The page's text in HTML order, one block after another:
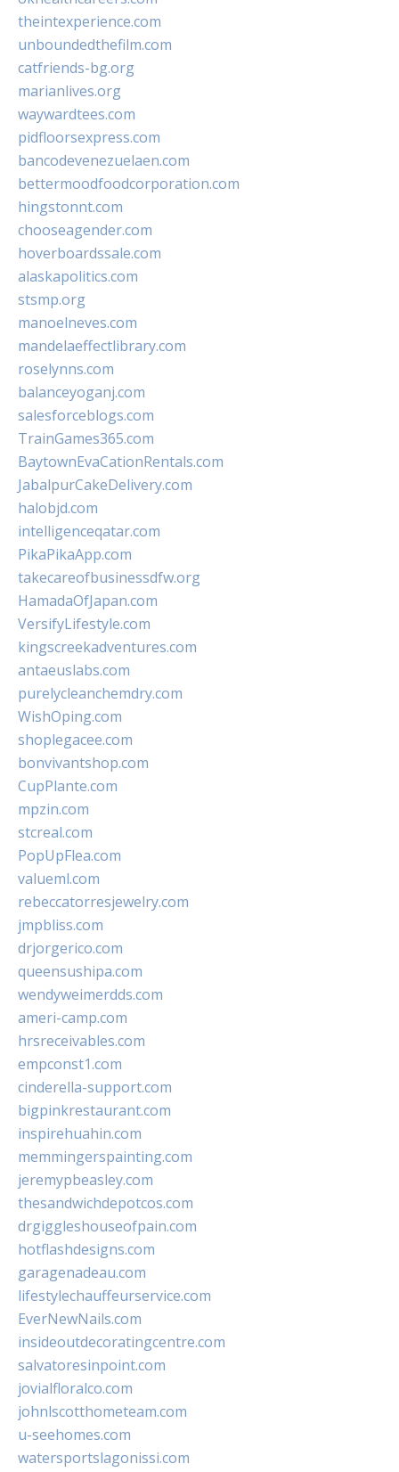
theintexperience.com
unboundedthefilm.com
catfriends-bg.org
marianlives.org
waywardtees.com
pidfloorsexpress.com
bancodevenezuelaen.com
bettermoodfoodcorporation.com
hingstonnt.com
chooseagender.com
hoverboardssale.com
alaskapolitics.com
stsmp.org
manoelneves.com
mandelaeffectlibrary.com
roselynns.com
balanceyoganj.com
salesforceblogs.com
TrainGames365.com
BaytownEvaCationRentals.com
JabalpurCakeDelivery.com
halobjd.com
intelligenceqatar.com
PikaPikaApp.com
takecareofbusinessdfw.org
HamadaOfJapan.com
VersifyLifestyle.com
kingscreekadventures.com
antaeuslabs.com
purelycleanchemdry.com
WishOping.com
shoplegacee.com
bonvivantshop.com
CupPlante.com
mpzin.com
stcreal.com
PopUpFlea.com
valueml.com
rebeccatorresjewelry.com
jmpbliss.com
drjorgerico.com
queensushipa.com
wendyweimerdds.com
ameri-camp.com
hrsreceivables.com
empconst1.com
cinderella-support.com
bigpinkrestaurant.com
inspirehuahin.com
memmingerspainting.com
jeremypbeasley.com
thesandwichdepotcos.com
drgiggleshouseofpain.com
hotflashdesigns.com
garagenadeau.com
lifestylechauffeurservice.com
EverNewNails.com
insideoutdecoratingcentre.com
salvatoresinpoint.com
jovialfloralco.com
johnlscotthometeam.com
u-seehomes.com
watersportslagonissi.com